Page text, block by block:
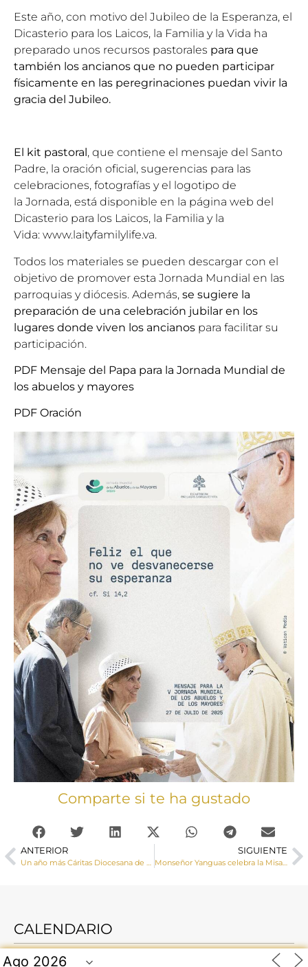
Este año, con motivo del Jubileo de la Esperanza, el
Dicasterio para los Laicos, la Familia y la Vida ha
preparado unos recursos pastorales para que
también los ancianos que no pueden participar
físicamente en las peregrinaciones puedan vivir la
gracia del Jubileo.
El kit pastoral , que contiene el mensaje del Santo
Padre, la oración oficial, sugerencias para las
celebraciones, fotografías y el logotipo de
la Jornada, está disponible en la página web del
Dicasterio para los Laicos, la Familia y la
Vida: www.laityfamilylife.va.
Todos los materiales se pueden descargar con el
objetivo de promover esta Jornada Mundial en las
parroquias y diócesis. Además, se sugiere la
preparación de una celebración jubilar en los
lugares donde viven los ancianos para facilitar su
participación.
PDF Mensaje del Papa para la Jornada Mundial de
los abuelos y mayores
PDF Oración
Comparte si te ha gustado
ANTERIOR
Un año más Cáritas Diocesana de Cuenca y Fundación Endesa, comprometidas con la mejora de la empleabilidad de las personas
SIGUIENTE
Monseñor Yanguas celebra la Misa en honor a Santiago Apóstol, patrón de España, en el Hospital de Santiago
CALENDARIO